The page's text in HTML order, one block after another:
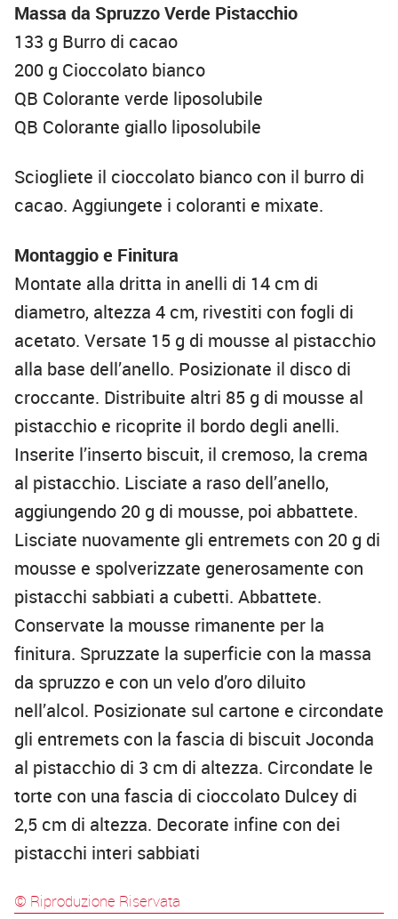
Massa da Spruzzo Verde Pistacchio
133 g Burro di cacao
200 g Cioccolato bianco
QB Colorante verde liposolubile
QB Colorante giallo liposolubile
Sciogliete il cioccolato bianco con il burro di
cacao. Aggiungete i coloranti e mixate.
Montaggio e Finitura
Montate alla dritta in anelli di 14 cm di
diametro, altezza 4 cm, rivestiti con fogli di
acetato. Versate 15 g di mousse al pistacchio
alla base dell’anello. Posizionate il disco di
croccante. Distribuite altri 85 g di mousse al
pistacchio e ricoprite il bordo degli anelli.
Inserite l’inserto biscuit, il cremoso, la crema
al pistacchio. Lisciate a raso dell’anello,
aggiungendo 20 g di mousse, poi abbattete.
Lisciate nuovamente gli entremets con 20 g di
mousse e spolverizzate generosamente con
pistacchi sabbiati a cubetti. Abbattete.
Conservate la mousse rimanente per la
finitura. Spruzzate la superficie con la massa
da spruzzo e con un velo d’oro diluito
nell’alcol. Posizionate sul cartone e circondate
gli entremets con la fascia di biscuit Joconda
al pistacchio di 3 cm di altezza. Circondate le
torte con una fascia di cioccolato Dulcey di
2,5 cm di altezza. Decorate infine con dei
pistacchi interi sabbiati
© Riproduzione Riservata